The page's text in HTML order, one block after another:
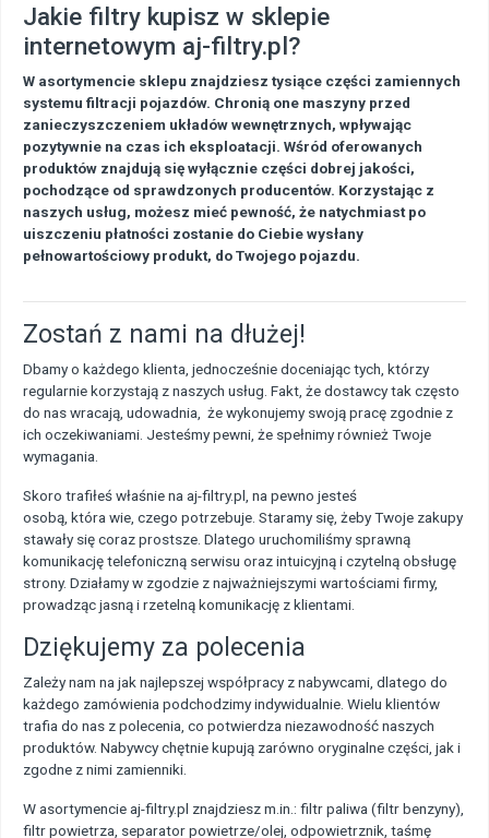
Jakie filtry kupisz w sklepie
internetowym aj-filtry.pl?
W asortymencie sklepu znajdziesz tysiące części zamiennych
systemu filtracji pojazdów. Chronią one maszyny przed
zanieczyszczeniem układów wewnętrznych, wpływając
pozytywnie na czas ich eksploatacji. Wśród oferowanych
produktów znajdują się wyłącznie części dobrej jakości,
pochodzące od sprawdzonych producentów. Korzystając z
naszych usług, możesz mieć pewność, że natychmiast po
uiszczeniu płatności zostanie do Ciebie wysłany
pełnowartościowy produkt, do Twojego pojazdu.
Zostań z nami na dłużej!
Dbamy o każdego klienta, jednocześnie doceniając tych, którzy
regularnie korzystają z naszych usług. Fakt, że dostawcy tak często
do nas wracają, udowadnia, że wykonujemy swoją pracę zgodnie z
ich oczekiwaniami. Jesteśmy pewni, że spełnimy również Twoje
wymagania.
Skoro trafiłeś właśnie na aj-filtry.pl, na pewno jesteś
osobą, która wie, czego potrzebuje. Staramy się, żeby Twoje zakupy
stawały się coraz prostsze. Dlatego uruchomiliśmy sprawną
komunikację telefoniczną serwisu oraz intuicyjną i czytelną obsługę
strony. Działamy w zgodzie z najważniejszymi wartościami firmy,
prowadząc jasną i rzetelną komunikację z klientami.
Dziękujemy za polecenia
Zależy nam na jak najlepszej współpracy z nabywcami, dlatego do
każdego zamówienia podchodzimy indywidualnie. Wielu klientów
trafia do nas z polecenia, co potwierdza niezawodność naszych
produktów. Nabywcy chętnie kupują zarówno oryginalne części, jak i
zgodne z nimi zamienniki.
W asortymencie aj-filtry.pl znajdziesz m.in.: filtr paliwa (filtr benzyny),
filtr powietrza, separator powietrze/olej, odpowietrznik, taśmę